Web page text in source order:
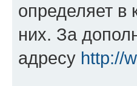
определяет в
них. За
адресу http://